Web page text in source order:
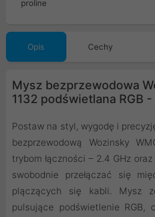
Opis Cechy
Mysz bezprzewodowa
1132 podświetlana RGB
Postaw na styl, wygodę i
bezprzewodową Wozinsky
trybom łączności – 2.4 GHz
swobodnie przełączać się
plączących się kabli. Mysz
pulsujące podświetlenie